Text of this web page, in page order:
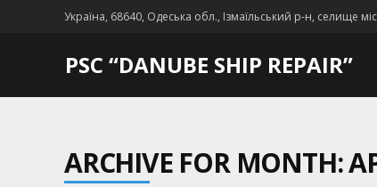
Україна, 68640, Одеська обл., Ізмаїльський р-н, селище
PSC “DANUBE SHIP REPAIR”
ARCHIVE FOR MONTH: